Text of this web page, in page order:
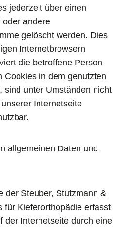
jederzeit über einen
oder andere
gelöscht werden. Dies
Internetbrowsern
die betroffene Person
Cookies in dem genutzten
sind unter Umständen nicht
Internetseite
allgemeinen Daten und
der Steuber, Stutzmann &
für Kieferorthopädie erfasst
der Internetseite durch eine